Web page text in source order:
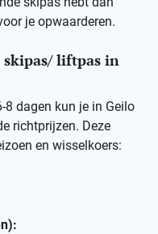
je opwaarderen.
skipas/ liftpas in
dagen kun je in Geilo
richtprijzen. Deze
en wisselkoers: